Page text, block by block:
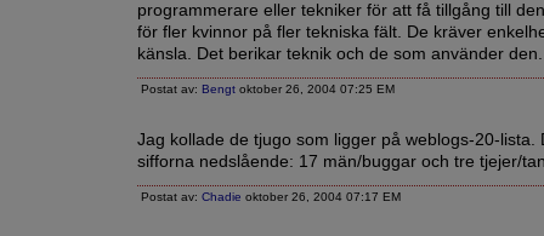
programmerare eller tekniker för att få tillgång till
för fler kvinnor på fler tekniska fält. De kräver
känsla. Det berikar teknik och de som använder den.
Postat av: Bengt oktober 26, 2004 07:25 EM
Jag kollade de tjugo som ligger på weblogs-20-lista.
sifforna nedslående: 17 män/buggar och tre tjejer/
Postat av: Chadie oktober 26, 2004 07:17 EM